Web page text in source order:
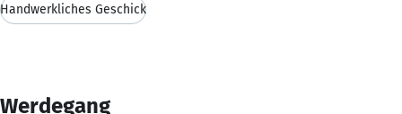
Handwerkliches Geschick
Werdegang